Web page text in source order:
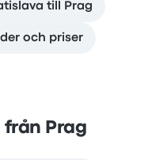
till Prag
och priser
från Prag